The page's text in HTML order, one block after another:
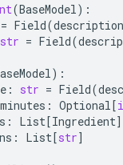
(BaseModel):
= Field(description
str = Field(
):
: str = Field(
: Optional[
: List[Ingredient]
: List[str]